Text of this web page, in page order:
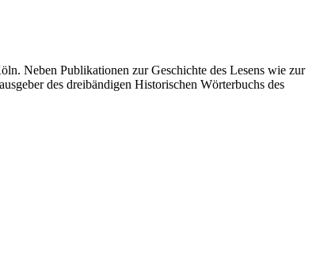
Neben Publikationen zur Geschichte des Lesens wie zur
des dreibändigen Historischen Wörterbuchs des